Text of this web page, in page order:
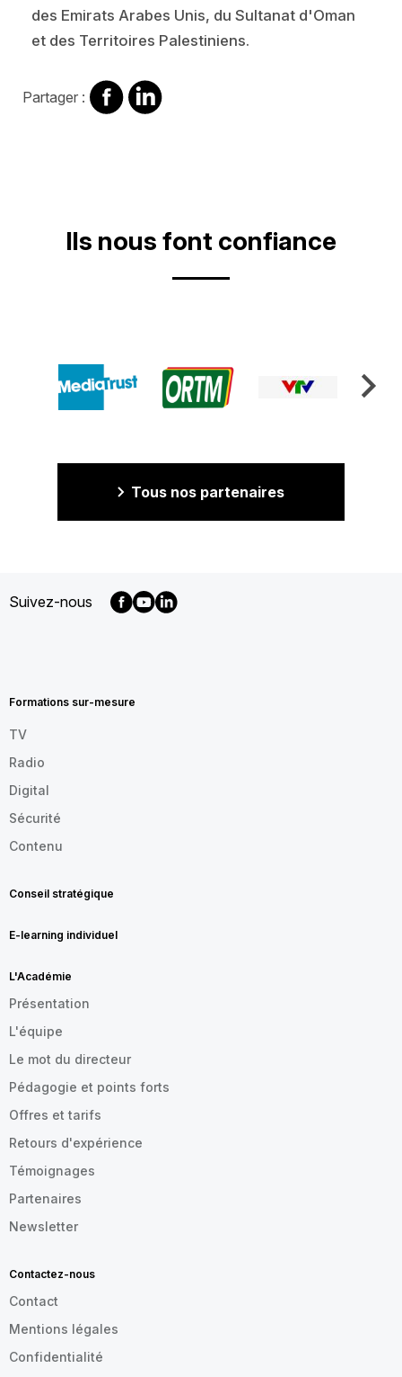
des Emirats Arabes Unis, du Sultanat d'Oman
et des Territoires Palestiniens.
Partager : Partager
sur
Partager
sur
Ils nous font confiance
Tous nos partenaires
Suivez-nous
FR
Formations sur-mesure
TV
Radio
Digital
Sécurité
Contenu
Conseil stratégique
E-learning individuel
L'Académie
Présentation
L'équipe
Le mot du directeur
Pédagogie et points forts
Offres et tarifs
Retours d'expérience
Témoignages
Partenaires
Newsletter
Contactez-nous
Contact
Mentions légales
Confidentialité